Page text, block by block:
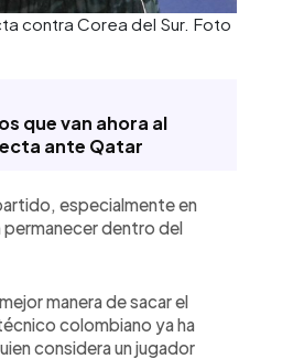
contra Corea del Sur. Foto
que van ahora al
ante Qatar
especialmente en
permanecer dentro del
manera de sacar el
colombiano ya ha
considera un jugador